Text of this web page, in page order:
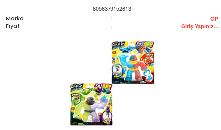
8056379152613
Marka
: GP
Fiyat : Giriş Yapınız...